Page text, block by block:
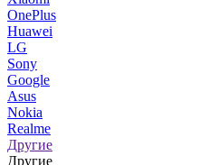
OnePlus
Huawei
LG
Sony
Google
Asus
Nokia
Realme
Другие
Другие